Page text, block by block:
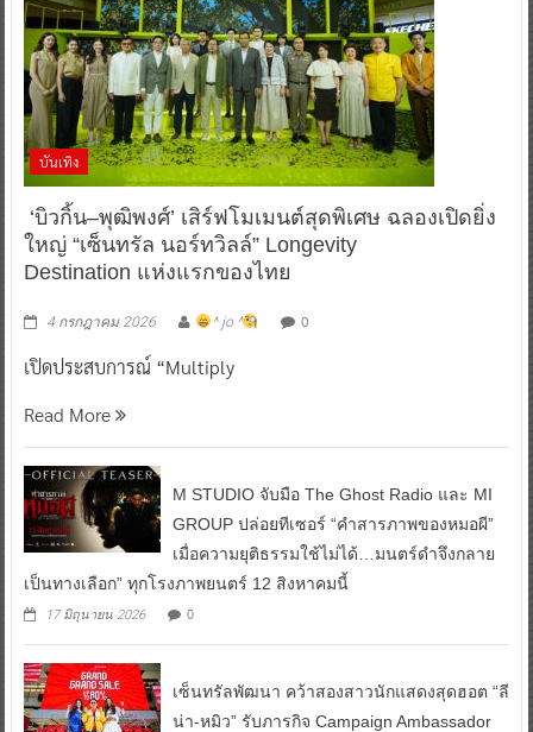
บันเทิง
‘บิวกิ้น–พุฒิพงศ์’ เสิร์ฟโมเมนต์สุดพิเศษ ฉลองเปิดยิ่ง
ใหญ่ “เซ็นทรัล นอร์ทวิลล์” Longevity
Destination แห่งแรกของไทย
4 กรกฎาคม 2026 ^ jo ^ 0
เปิดประสบการณ์ “Multiply
Read More
M STUDIO จับมือ The Ghost Radio และ MI
GROUP ปล่อยทีเซอร์ “คำสารภาพของหมอผี”
เมื่อความยุติธรรมใช้ไม่ได้…มนตร์ดำจึงกลาย
เป็นทางเลือก” ทุกโรงภาพยนตร์ 12 สิงหาคมนี้
17 มิถุนายน 2026 0
เซ็นทรัลพัฒนา คว้าสองสาวนักแสดงสุดฮอต “ลี
น่า-หมิว” รับภารกิจ Campaign Ambassador